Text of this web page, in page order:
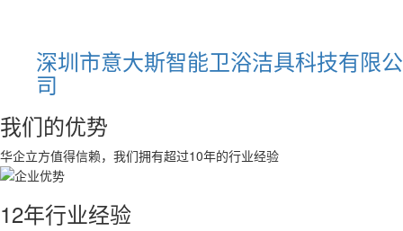
深圳市意大斯智能卫浴洁具科技有限公
司
我们的优势
华企立方值得信赖，我们拥有超过10年的行业经验
12年行业经验